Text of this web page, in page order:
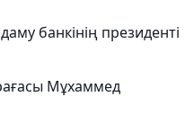
банкінің президенті
Мұхаммед